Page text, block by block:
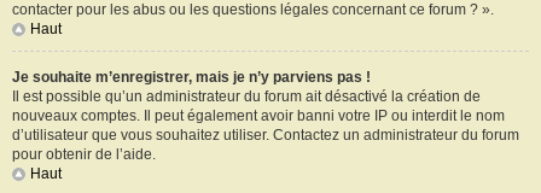
contacter pour les abus ou les questions légales concernant ce forum ? ».
Haut
Je souhaite m’enregistrer, mais je n’y parviens pas !
Il est possible qu’un administrateur du forum ait désactivé la création de
nouveaux comptes. Il peut également avoir banni votre IP ou interdit le nom
d’utilisateur que vous souhaitez utiliser. Contactez un administrateur du forum
pour obtenir de l’aide.
Haut